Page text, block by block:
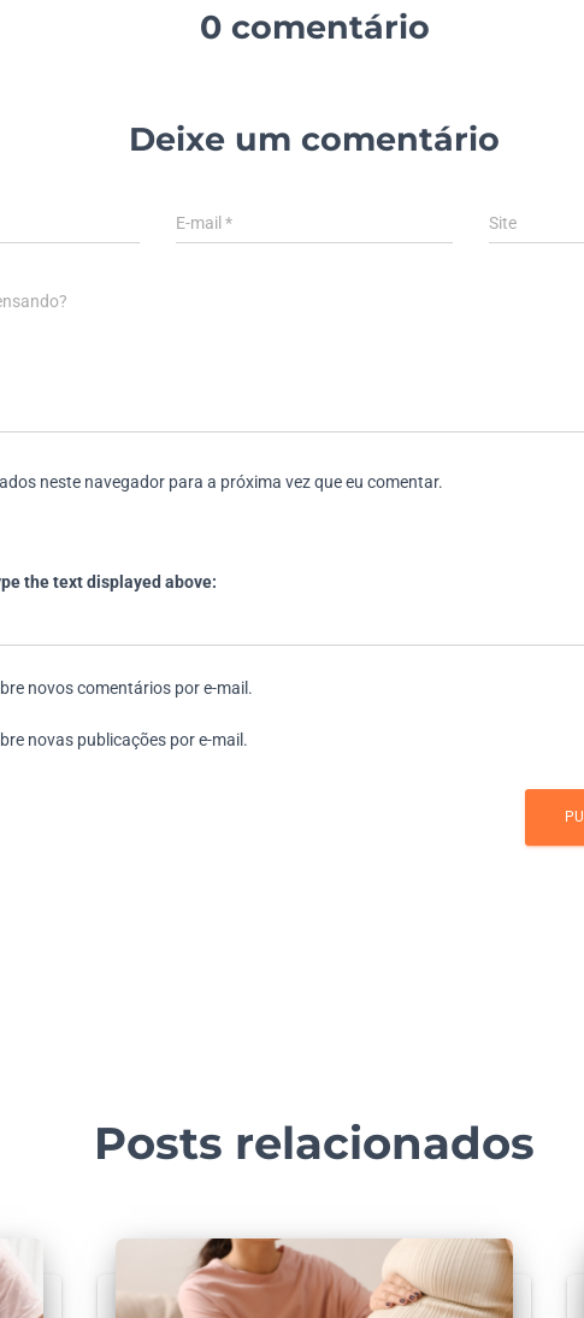
0 comentário
Deixe um comentário
E-mail * Site
neste navegador para a próxima vez que eu comentar.
the text displayed above:
novos comentários por e-mail.
novas publicações por e-mail.
Posts relacionados